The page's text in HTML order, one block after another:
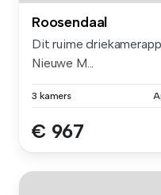
Roosendaal
Dit ruime
Nieuwe M...
3 kamers
€ 967